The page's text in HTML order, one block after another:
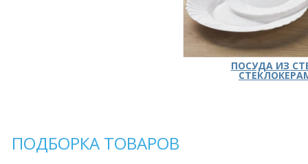
ПОСУДА ИЗ
ПОДБОРКА ТОВАРОВ